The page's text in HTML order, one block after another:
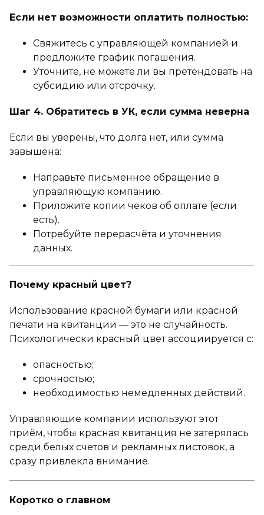
Если нет возможности оплатить полностью:
Свяжитесь с управляющей компанией и
предложите график погашения.
Уточните, не можете ли вы претендовать на
субсидию или отсрочку.
Шаг 4. Обратитесь в УК, если сумма неверна
Если вы уверены, что долга нет, или сумма
завышена:
Направьте письменное обращение в
управляющую компанию.
Приложите копии чеков об оплате (если
есть).
Потребуйте перерасчёта и уточнения
данных.
Почему красный цвет?
Использование красной бумаги или красной
печати на квитанции — это не случайность.
Психологически красный цвет ассоциируется с:
опасностью;
срочностью;
необходимостью немедленных действий.
Управляющие компании используют этот
приём, чтобы красная квитанция не затерялась
среди белых счетов и рекламных листовок, а
сразу привлекла внимание.
Коротко о главном